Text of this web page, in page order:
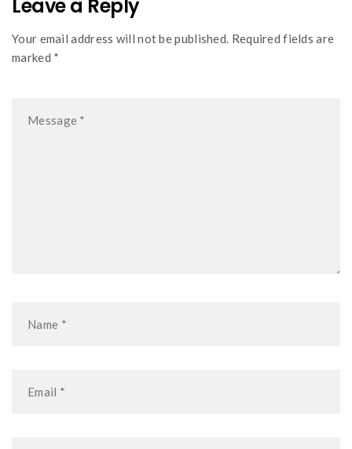
Leave a Reply
Your email address will not be published. Required fields are
marked *